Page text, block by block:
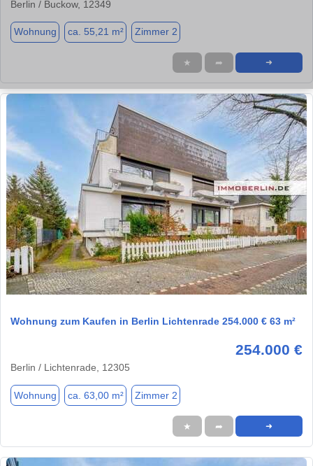
Berlin / Buckow, 12349
Wohnung ca. 55,21 m² Zimmer 2
★ ➦ ➜
1 / 1
Wohnung zum Kaufen in Berlin Lichtenrade 254.000 € 63 m²
254.000 €
Berlin / Lichtenrade, 12305
Wohnung ca. 63,00 m² Zimmer 2
★ ➦ ➜